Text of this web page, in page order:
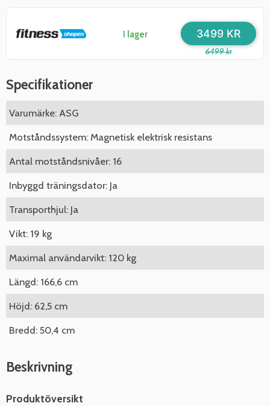
I lager
6499 kr
3499 KR
Specifikationer
Varumärke: ASG
Motståndssystem: Magnetisk elektrisk resistans
Antal motståndsnivåer: 16
Inbyggd träningsdator: Ja
Transporthjul: Ja
Vikt: 19 kg
Maximal användarvikt: 120 kg
Längd: 166,6 cm
Höjd: 62,5 cm
Bredd: 50,4 cm
Beskrivning
Produktöversikt